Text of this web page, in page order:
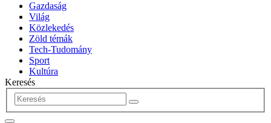
Gazdaság
Világ
Közlekedés
Zöld témák
Tech-Tudomány
Sport
Kultúra
Keresés